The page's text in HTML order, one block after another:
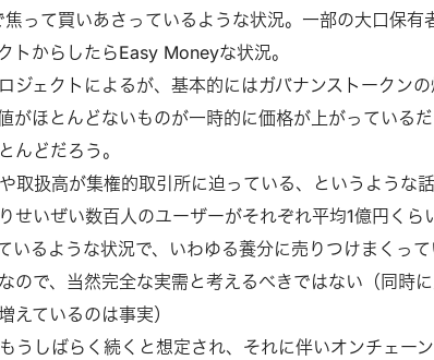
って買いあさっているような状況。一部の大口保有
トからしたらEasy Moneyな状況。
ジェクトによるが、基本的にはガバナンストークン
がほとんどないものが一時的に価格が上がっている
んどだろう。
取扱高が集権的取引所に迫っている、というような
せいぜい数百人のユーザーがそれぞれ平均1億円くら
いるような状況で、いわゆる養分に売りつけまくって
ので、当然完全な実需と考えるべきではない（同時
えているのは事実）
うしばらく続くと想定され、それに伴いオンチェー